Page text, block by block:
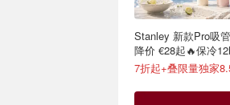
Stanley 新款Pro吸
降价 €28起🔥保冷
便携不漏水
7折起+叠限量独家